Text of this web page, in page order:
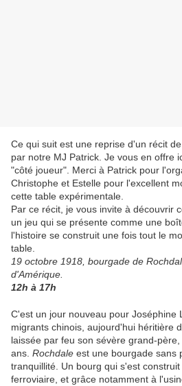
Ce qui suit est une reprise d'un récit
par notre MJ Patrick. Je vous en offre
"côté joueur". Merci à Patrick pour
Christophe et Estelle pour l'excellent
cette table expérimentale.
Par ce récit, je vous invite à découvrir
un jeu qui se présente comme une
l'histoire se construit une fois tout le
table.
19 octobre 1918, bourgade de
d'Amérique.
12h à 17h
C'est un jour nouveau pour Joséphine
migrants chinois, aujourd'hui héritière
laissée par feu son sévère grand-
ans. Rochdale est une bourgade sans
tranquillité. Un bourg qui s'est
ferroviaire, et grâce notamment à